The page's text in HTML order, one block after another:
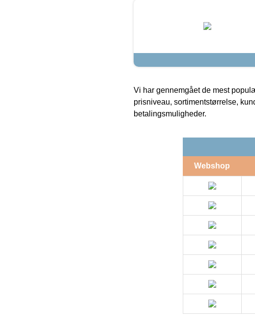
Vi har gennemgået de mest
prisniveau, sortimentstørrelse,
betalingsmuligheder.
Webshop